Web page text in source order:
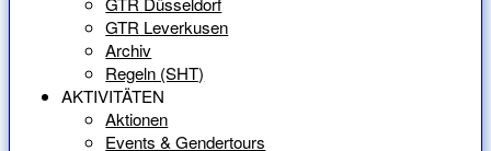
GTR Leverkusen
Archiv
Regeln (SHT)
AKTIVITÄTEN
Aktionen
Events & Gendertours